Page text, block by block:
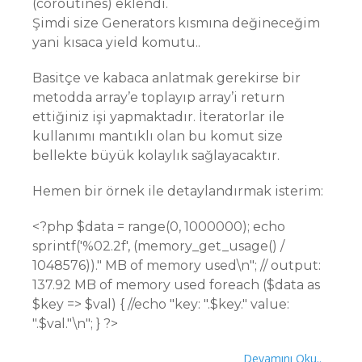
(coroutines) eklendi.
Şimdi size Generators kısmına değineceğim
yani kısaca yield komutu..
Basitçe ve kabaca anlatmak gerekirse bir
metodda array’e toplayıp array’i return
ettiğiniz işi yapmaktadır. İteratorlar ile
kullanımı mantıklı olan bu komut size
bellekte büyük kolaylık sağlayacaktır.
Hemen bir örnek ile detaylandırmak isterim:
<?php $data = range(0, 1000000); echo
sprintf('%02.2f', (memory_get_usage() /
1048576))." MB of memory used\n"; // output:
137.92 MB of memory used foreach ($data as
$key => $val) { //echo "key: ".$key." value:
".$val."\n"; } ?>
Devamını Oku..